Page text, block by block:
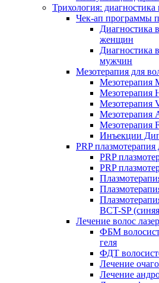
Трихология: диагностика
Чек-ап программы
Диагностика
женщин
Диагностика
мужчин
Мезотерапия для
Мезотерапия
Мезотерапия
Мезотерапия
Мезотерапия
Мезотерапия
Инъекции
PRP плазмотерапия
PRP
PRP
BCT-SP
Лечение волос
ФБМ
геля
ФДТ
Лечение
Лечение